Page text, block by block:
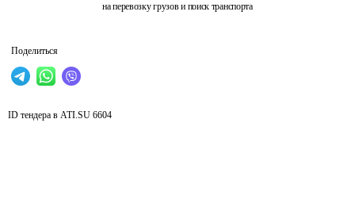
на перевозку грузов и поиск транспорта
Поделиться
ID тендера в ATI.SU 6604